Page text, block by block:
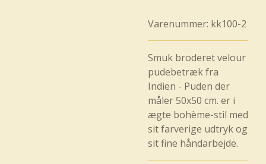
Varenummer: kk100-2
Smuk broderet velour
pudebetræk fra
Indien - Puden der
måler 50x50 cm. er i
ægte bohème-stil med
sit farverige udtryk og
sit fine håndarbejde.